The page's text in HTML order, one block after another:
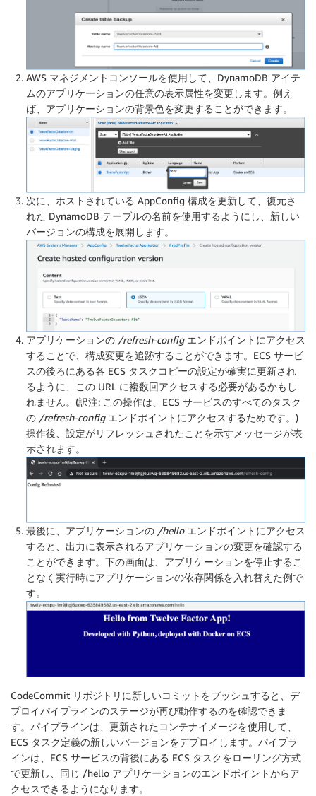
AWS マネジメントコンソールを使用して、DynamoDB アイテ
ムのアプリケーションの任意の表示属性を変更します。例え
ば、アプリケーションの背景色を変更することができます。
次に、ホストされている AppConfig 構成を更新して、復元さ
れた DynamoDB テーブルの名前を使用するようにし、新しい
バージョンの構成を展開します。
アプリケーションの /refresh-configエンドポイントにアクセス
することで、構成変更を追跡することができます。ECS サービ
スの後ろにある各 ECS タスクコピーの設定が確実に更新され
るように、この URL に複数回アクセスする必要があるかもし
れません。(訳注: この操作は、ECS サービスのすべてのタスク
の /refresh-configエンドポイントにアクセスするためです。)
操作後、設定がリフレッシュされたことを示すメッセージが表
示されます。
最後に、アプリケーションの /helloエンドポイントにアクセス
すると、出力に表示されるアプリケーションの変更を確認する
ことができます。下の画面は、アプリケーションを停止するこ
となく実行時にアプリケーションの依存関係を入れ替えた例で
す。
CodeCommit リポジトリに新しいコミットをプッシュすると、デ
プロイパイプラインのステージが再び動作するのを確認できま
す。パイプラインは、更新されたコンテナイメージを使用して、
ECS タスク定義の新しいバージョンをデプロイします。パイプラ
インは、ECS サービスの背後にある ECS タスクをローリング方式
で更新し、同じ /hello アプリケーションのエンドポイントからア
クセスできるようになります。